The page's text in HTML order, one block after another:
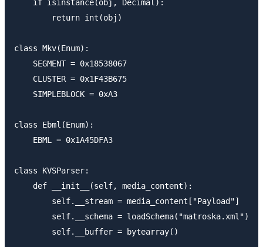
    if isinstance(obj, Decimal):
        return int(obj)
class Mkv(Enum):
    SEGMENT = 0x18538067
    CLUSTER = 0x1F43B675
    SIMPLEBLOCK = 0xA3
class Ebml(Enum):
    EBML = 0x1A45DFA3
class KVSParser:
    def __init__(self, media_content):
        self.__stream = media_content["Payload"]
        self.__schema = loadSchema("matroska.xml")
        self.__buffer = bytearray()